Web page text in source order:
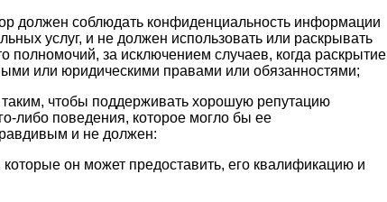
должен соблюдать конфиденциальность информации
услуг, и не должен использовать или раскрывать
за исключением случаев, когда раскрытие
или юридическими правами или обязанностями;
чтобы поддерживать хорошую репутацию
либо поведения, которое могло бы ее
и не должен:
он может предоставить, его квалификацию и